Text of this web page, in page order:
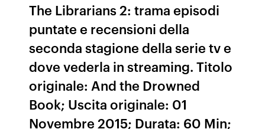
The Librarians 2: trama episodi
puntate e recensioni della
seconda stagione della serie tv e
dove vederla in streaming. Titolo
originale: And the Drowned
Book; Uscita originale: 01
Novembre 2015; Durata: 60 Min;